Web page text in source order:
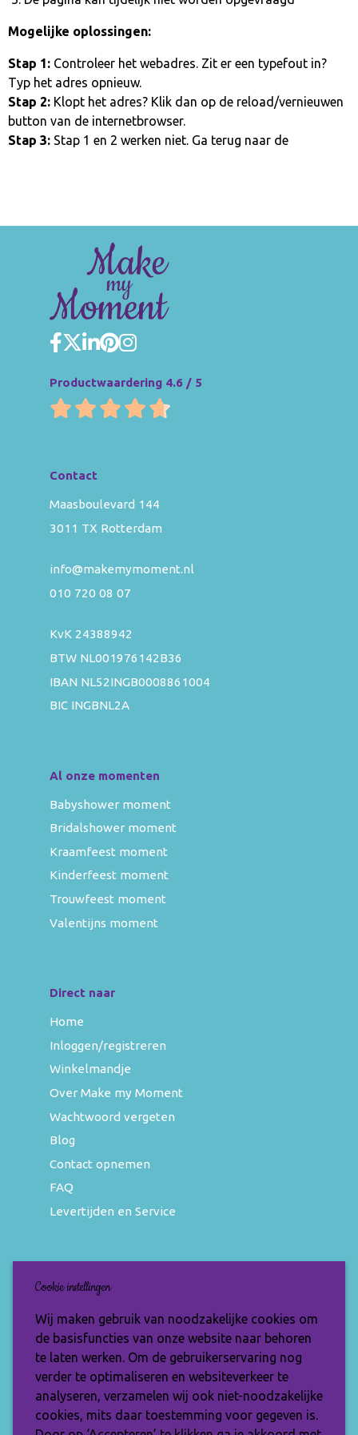
Mogelijke oplossingen:
Stap 1: Controleer het webadres. Zit er een typefout in?
Typ het adres opnieuw.
Stap 2: Klopt het adres? Klik dan op de reload/vernieuwen
button van de internetbrowser.
Stap 3: Stap 1 en 2 werken niet. Ga terug naar de
Productwaardering 4.6 / 5
Contact
Maasboulevard 144
3011 TX Rotterdam
info@makemymoment.nl
010 720 08 07
KvK 24388942
BTW NL001976142B36
IBAN NL52INGB0008861004
BIC INGBNL2A
Al onze momenten
Babyshower moment
Bridalshower moment
Kraamfeest moment
Kinderfeest moment
Trouwfeest moment
Valentijns moment
Direct naar
Home
Inloggen/registreren
Winkelmandje
Over Make my Moment
Wachtwoord vergeten
Blog
Contact opnemen
FAQ
Levertijden en Service
Nieuwsbrief
Wil jij op de hoogte blijven van de nieuwste
items en speciale aanbiedingen? Vul je e-
mailadres dan in en ontvang de Make My
Moment nieuwsbrief.
Cookie instellingen
Wij maken gebruik van noodzakelijke cookies om
de basisfuncties van onze website naar behoren
te laten werken. Om de gebruikerservaring nog
verder te optimaliseren en websiteverkeer te
analyseren, verzamelen wij ook niet-noodzakelijke
cookies, mits daar toestemming voor gegeven is.